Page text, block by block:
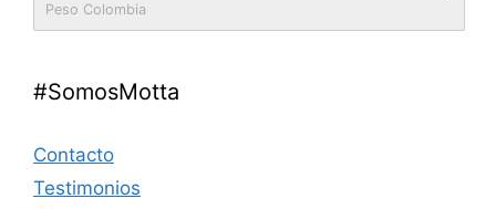
Peso Colombia
#SomosMotta
Contacto
Testimonios